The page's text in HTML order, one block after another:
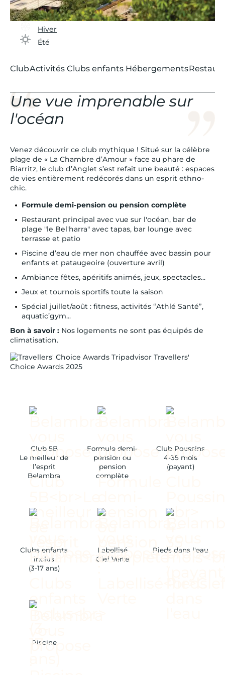
Hiver
Été
ClubActivités Clubs enfants Hébergements
Une vue imprenable sur
l'océan
Venez découvrir ce club mythique ! Situé sur la célèbre
plage de « La Chambre d’Amour » face au phare de
Biarritz, le club d’Anglet s’est refait une beauté : espaces
de vies entièrement redécorés dans un esprit ethno-
chic.
Formule demi-pension ou pension complète
Restaurant principal avec vue sur l'océan, bar de
plage "le Bel'harra" avec tapas, bar lounge avec
terrasse et patio
Piscine d’eau de mer non chauffée avec bassin pour
enfants et pataugeoire (ouverture avril)
Ambiance fêtes, apéritifs animés, jeux, spectacles...
Jeux et tournois sportifs toute la saison
Spécial juillet/août : fitness, activités “Athlé Santé”,
aquatic’gym...
Bon à savoir : Nos logements ne sont pas équipés de
climatisation.
Tripadvisor Travellers'
Choice Awards 2025
Club 5B
Le meilleur de
l’esprit
Belambra
Formule demi-
pension ou
pension
complète
Club Poussins
4-35 mois
(payant)
Clubs enfants
inclus
(3-17 ans)
Labellisé
Clef Verte
Pieds dans l'eau
Piscine